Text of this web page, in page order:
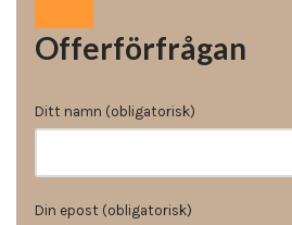
Offerförfrågan
Ditt namn (obligatorisk)
Din epost (obligatorisk)